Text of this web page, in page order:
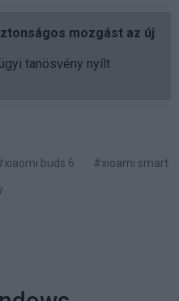
mozgást az új
tanösvény nyílt
buds 6
#xioami smart